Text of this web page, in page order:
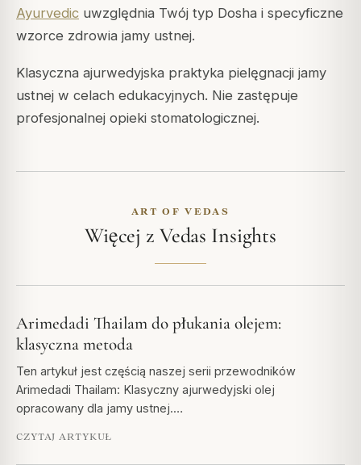
Ayurvedic uwzględnia Twój typ Dosha i specyficzne
wzorce zdrowia jamy ustnej.
Klasyczna ajurwedyjska praktyka pielęgnacji jamy
ustnej w celach edukacyjnych. Nie zastępuje
profesjonalnej opieki stomatologicznej.
ART OF VEDAS
Więcej z Vedas Insights
Arimedadi Thailam do płukania olejem:
klasyczna metoda
Ten artykuł jest częścią naszej serii przewodników
Arimedadi Thailam: Klasyczny ajurwedyjski olej
opracowany dla jamy ustnej.…
CZYTAJ ARTYKUŁ